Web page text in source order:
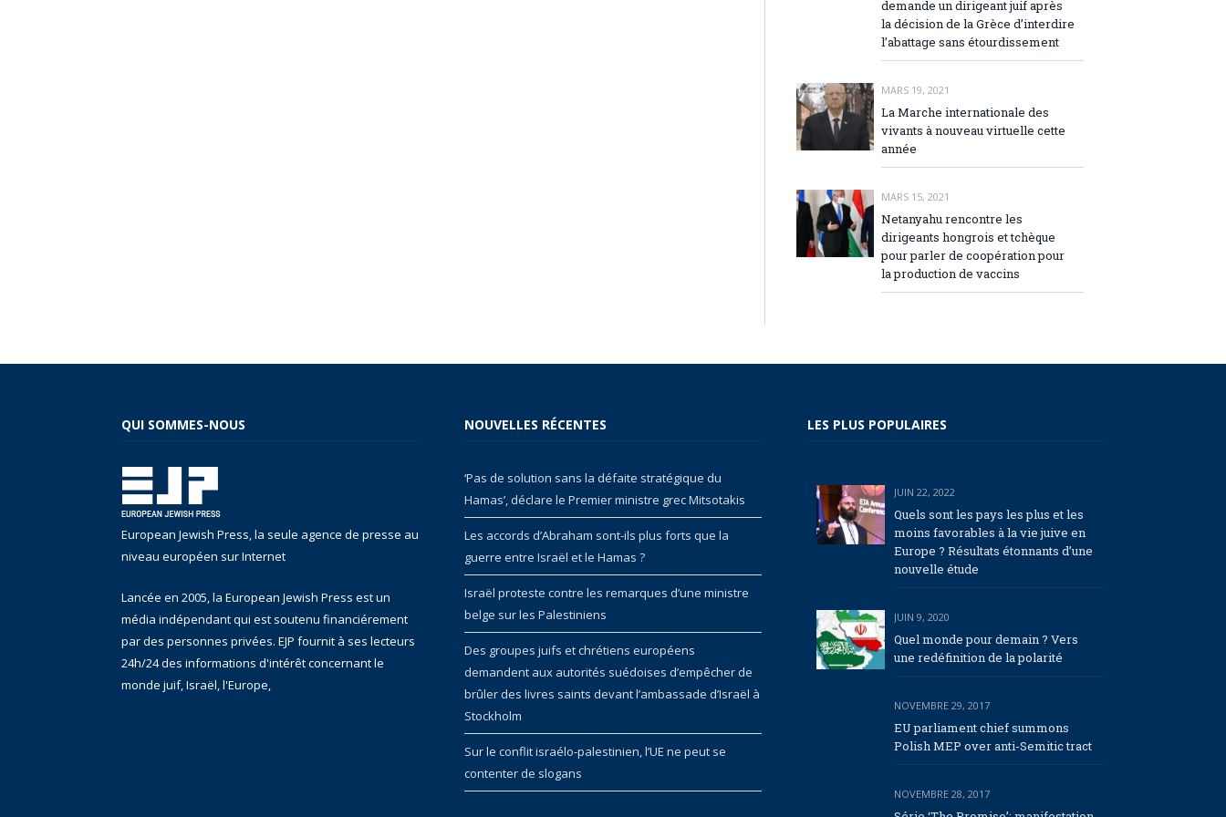
demande un dirigeant juif après
la décision de la Grèce d’interdire
l’abattage sans étourdissement
MARS 19, 2021
La Marche internationale des
vivants à nouveau virtuelle cette
année
MARS 15, 2021
Netanyahu rencontre les
dirigeants hongrois et tchèque
pour parler de coopération pour
la production de vaccins
QUI SOMMES-NOUS
European Jewish Press, la seule agence de presse au
niveau européen sur Internet
Lancée en 2005, la European Jewish Press est un
média indépendant qui est soutenu financiérement
par des personnes privées. EJP fournit à ses lecteurs
24h/24 des informations d'intérêt concernant le
monde juif, Israël, l'Europe,
NOUVELLES RÉCENTES
‘Pas de solution sans la défaite stratégique du
Hamas’, déclare le Premier ministre grec Mitsotakis
Les accords d’Abraham sont-ils plus forts que la
guerre entre Israël et le Hamas ?
Israël proteste contre les remarques d’une ministre
belge sur les Palestiniens
Des groupes juifs et chrétiens européens
demandent aux autorités suédoises d’empêcher de
brûler des livres saints devant l’ambassade d’Israël à
Stockholm
Sur le conflit israélo-palestinien, l’UE ne peut se
contenter de slogans
LES PLUS POPULAIRES
JUIN 22, 2022
Quels sont les pays les plus et les
moins favorables à la vie juive en
Europe ? Résultats étonnants d’une
nouvelle étude
JUIN 9, 2020
Quel monde pour demain ? Vers
une redéfinition de la polarité
NOVEMBRE 29, 2017
EU parliament chief summons
Polish MEP over anti-Semitic tract
NOVEMBRE 28, 2017